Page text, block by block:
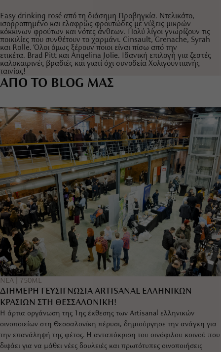
Easy drinking rosé από τη διάσημη Προβηγκία. Ντελικάτο,
ισορροπημένο και ελαφρώς φρουτώδες με νύξεις μικρών
κόκκινων φρούτων και νότες άνθεων. Πολύ λίγοι γνωρίζουν τις
ποικιλίες που συνθέτουν το χαρμάνι. Cinsault, Grenache, Syrah
και Rolle. Όλοι όμως ξέρουν ποιοι είναι πίσω από την
ετικέτα. Brad Pitt και Angelina Jolie. Ιδανική επιλογή για ζεστές
καλοκαιρινές βραδιές και γιατί όχι συνοδεία Χολιγουντιανής
ταινίας!
ΑΠΟ ΤΟ BLOG ΜΑΣ
ΝΕΑ 750ML
ΔΙΗΜΕΡΗ ΓΕΥΣΙΓΝΩΣΙΑ ARTISANAL ΕΛΛΗΝΙΚΩΝ
ΚΡΑΣΙΩΝ ΣΤΗ ΘΕΣΣΑΛΟΝΙΚΗ!
Η άρτια οργάνωση της 1ης έκθεσης των Artisanal ελληνικών
οινοποιείων στη Θεσσαλονίκη πέρυσι, δημιούργησε την ανάγκη για
την επανάληψή της φέτος. Η ανταπόκριση του οινόφιλου κοινού που
διψάει για να μάθει νέες δουλειές και πρωτότυπες οινοποιήσεις